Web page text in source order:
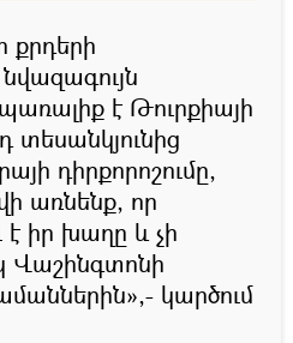
քրդերի
է Թուրքիայի
տեսանկյունից
դիրքորոշումը,
առնենք, որ
է իր խաղը և չի
Վաշինգտոնի
կարծում